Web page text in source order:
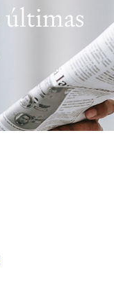
últimas